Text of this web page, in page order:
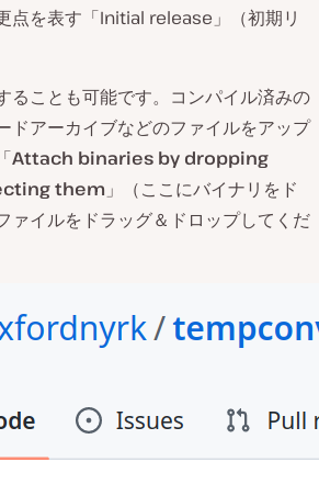
点を表す「Initial release」（初期リ
ることも可能です。コンパイル済みの
ドアーカイブなどのファイルをアップ
Attach binaries by dropping
them 」（ここにバイナリをド
ァイルをドラッグ＆ドロップしてくだ